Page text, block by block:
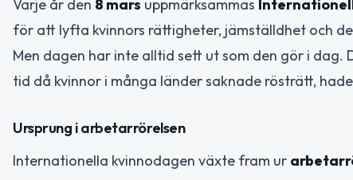
Varje år den 8 mars uppmärksammas
för att lyfta kvinnors rättigheter, jämställdhet och
Men dagen har inte alltid sett ut som den gör i dag.
tid då kvinnor i många länder saknade rösträtt,
Ursprung i arbetarrörelsen
Internationella kvinnodagen växte fram ur